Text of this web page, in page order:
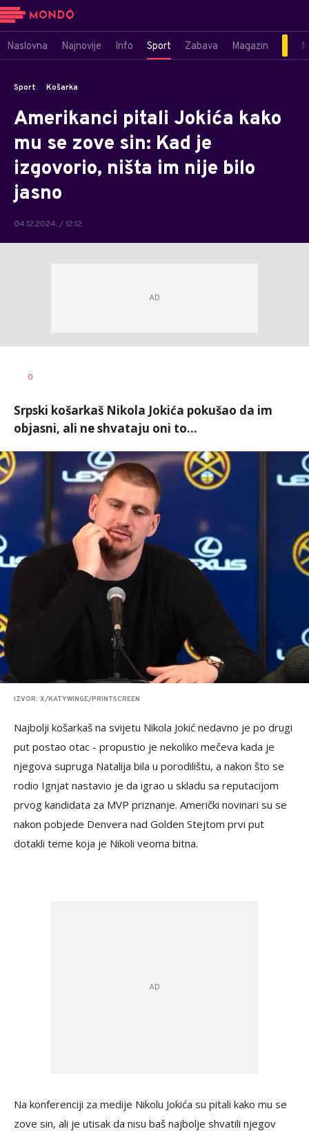
Naslovna Najnovije Info Sport Zabava Magazin
Sport Košarka
Amerikanci pitali Jokića kako
mu se zove sin: Kad je
izgovorio, ništa im nije bilo
jasno
04.12.2024. / 12:12
0
Srpski košarkaš Nikola Jokića pokušao da im
objasni, ali ne shvataju oni to...
IZVOR: X/KATYWINGE/PRINTSCREEN
Najbolji košarkaš na svijetu Nikola Jokić nedavno je po drugi
put postao otac - propustio je nekoliko mečeva kada je
njegova supruga Natalija bila u porodilištu, a nakon što se
rodio Ignjat nastavio je da igrao u skladu sa reputacijom
prvog kandidata za MVP priznanje. Američki novinari su se
nakon pobjede Denvera nad Golden Stejtom prvi put
dotakli teme koja je Nikoli veoma bitna.
Na konferenciji za medije Nikolu Jokića su pitali kako mu se
zove sin, ali je utisak da nisu baš najbolje shvatili njegov